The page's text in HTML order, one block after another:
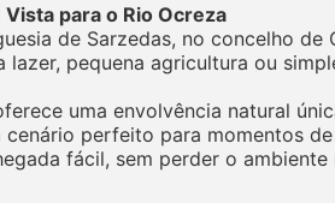
para o Rio Ocreza
de Sarzedas, no concelho
pequena agricultura ou
uma envolvência natural
perfeito para momentos
fácil, sem perder o